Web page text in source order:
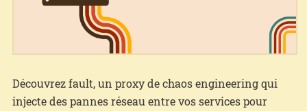
Découvrez fault, un proxy de chaos engineering qui
injecte des pannes réseau entre vos services pour